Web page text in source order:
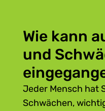
Wie kann
und
Jeder Mensch hat
Schwächen,